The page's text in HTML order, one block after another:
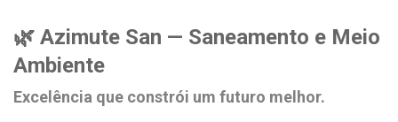
🌿 Azimute San — Saneamento e Meio
Ambiente
Excelência que constrói um futuro melhor.